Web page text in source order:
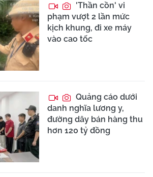
'Thần cồn' vi
phạm vượt 2 lần mức
kịch khung, đi xe máy
vào cao tốc
Quảng cáo dưới
danh nghĩa lương y,
đường dây bán hàng thu
hơn 120 tỷ đồng